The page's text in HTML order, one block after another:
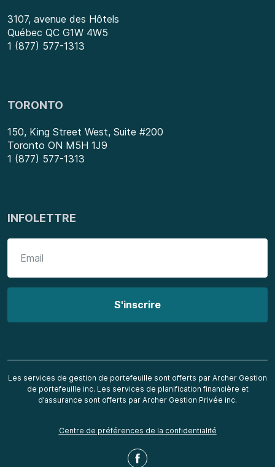
3107, avenue des Hôtels
Québec QC G1W 4W5
1 (877) 577-1313
TORONTO
150, King Street West, Suite #200
Toronto ON M5H 1J9
1 (877) 577-1313
INFOLETTRE
Les services de gestion de portefeuille sont offerts par Archer Gestion
de portefeuille inc. Les services de planification financière et
d’assurance sont offerts par Archer Gestion Privée inc.
Centre de préférences de la confidentialité